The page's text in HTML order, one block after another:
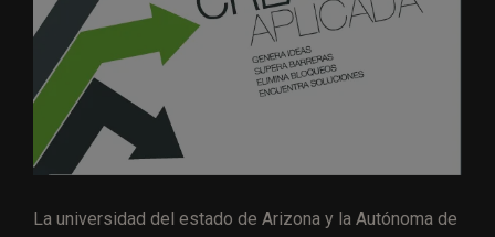
La universidad del estado de Arizona y la Autónoma de